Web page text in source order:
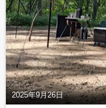
2025年9月26日